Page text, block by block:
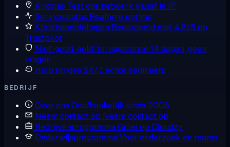
Kijkglas Test ons netwerk vanaf je IP
Servicestatus Realtime uptime
Klantbeoordelingen Beoordeeld met 4,6/5 op
Trustpilot
Niet-goed-geld-teruggarantie14 dagen, geen
vragen
Hulp krijgen 24/7, echte engineers
BEDRIJF
Over ons Onafhankelijk sinds 2008
Neem contact op Neem contact op
BedrijvenprogrammaGroei op Cloudzy
OnderwijsprogrammaVoor onderzoek en teams